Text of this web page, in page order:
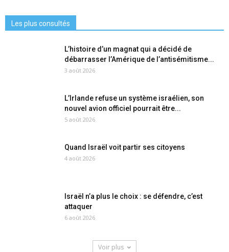
Les plus consultés
L’histoire d’un magnat qui a décidé de
débarrasser l’Amérique de l’antisémitisme...
3 août 2026
L’Irlande refuse un système israélien, son
nouvel avion officiel pourrait être...
5 août 2026
Quand Israël voit partir ses citoyens
4 août 2026
Israël n’a plus le choix : se défendre, c’est
attaquer
6 août 2026
Voir plus